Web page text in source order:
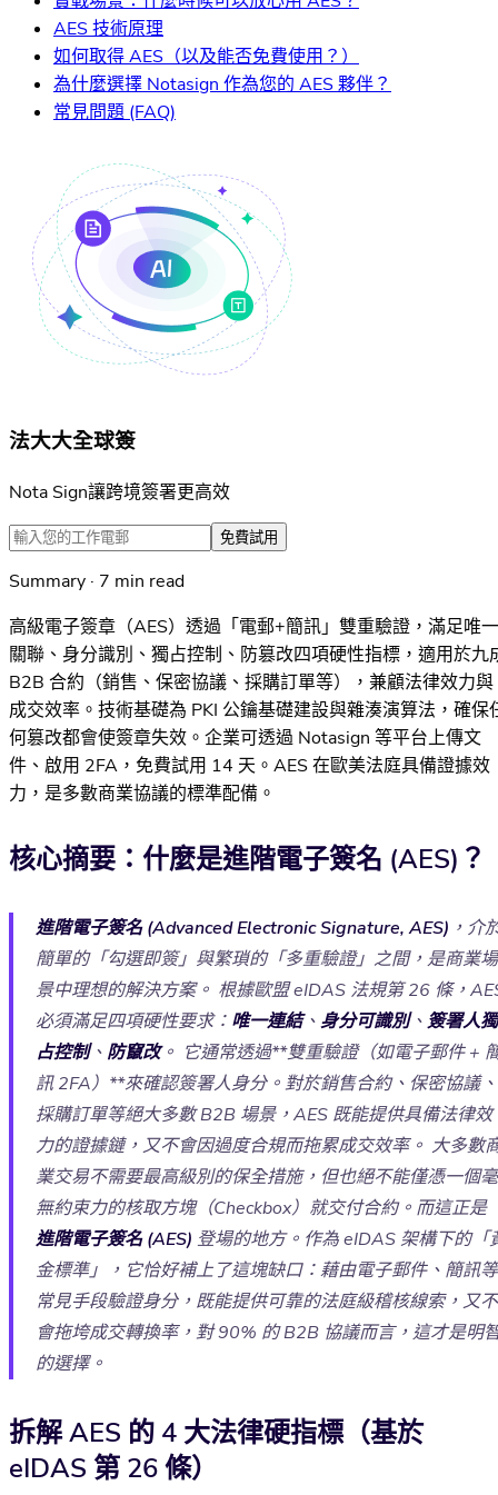
AES 技術原理
如何取得 AES（以及能否免費使用？）
為什麼選擇 Notasign 作為您的 AES 夥伴？
常見問題 (FAQ)
法大大全球簽
Nota Sign讓跨境簽署更高效
免費試用
Summary · 7 min read
高級電子簽章（AES）透過「電郵+簡訊」雙重驗證，滿足唯一
關聯、身分識別、獨占控制、防篡改四項硬性指標，適用於九
B2B 合約（銷售、保密協議、採購訂單等），兼顧法律效力與
成交效率。技術基礎為 PKI 公鑰基礎建設與雜湊演算法，確保
何篡改都會使簽章失效。企業可透過 Notasign 等平台上傳文
件、啟用 2FA，免費試用 14 天。AES 在歐美法庭具備證據效
力，是多數商業協議的標準配備。
核心摘要：什麼是進階電子簽名 (AES)？
進階電子簽名 (Advanced Electronic Signature, AES) ，介
簡單的「勾選即簽」與繁瑣的「多重驗證」之間，是商業場
景中理想的解決方案。 根據歐盟 eIDAS 法規第 26 條，
必須滿足四項硬性要求： 唯一連結、身分可識別、簽署人獨
占控制、 防竄改。 它通常透過**雙重驗證（如電子郵件 +
訊 2FA）**來確認簽署人身分。對於銷售合約、保密協議、
採購訂單等絕大多數 B2B 場景，AES 既能提供具備法律效
力的證據鏈，又不會因過度合規而拖累成交效率。 大多數
業交易不需要最高級別的保全措施，但也絕不能僅憑一個毫
無約束力的核取方塊（Checkbox）就交付合約。而這正是
進階電子簽名 (AES) 登場的地方。作為 eIDAS 架構下的「
金標準」，它恰好補上了這塊缺口：藉由電子郵件、簡訊等
常見手段驗證身分，既能提供可靠的法庭級稽核線索，又不
會拖垮成交轉換率，對 90% 的 B2B 協議而言，這才是明
的選擇。
拆解 AES 的 4 大法律硬指標（基於
eIDAS 第 26 條）